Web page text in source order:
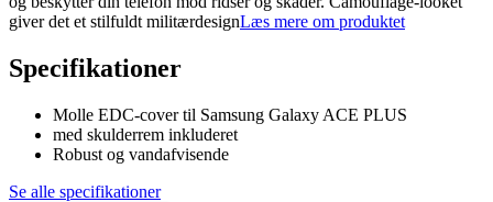
giver det et stilfuldt militærdesignLæs mere om produktet
Specifikationer
Molle EDC-cover til Samsung Galaxy ACE PLUS
med skulderrem inkluderet
Robust og vandafvisende
Se alle specifikationer